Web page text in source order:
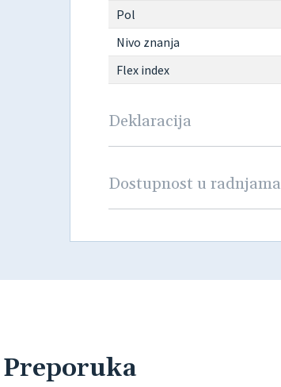
Pol
Nivo znanja
Flex index
Deklaracija
Dostupnost u radnjama
Preporuka